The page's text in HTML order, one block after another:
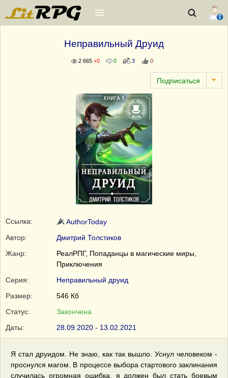
Неправильный Друид
2 665 +0 0 3 0
Ссылка:
AuthorToday
Автор:
Дмитрий Толстиков
Жанр:
РеалРПГ, Попаданцы в магические миры,
Приключения
Серия:
Неправильный друид
Размер:
546 Кб
Статус:
Закончена
Даты:
28.09.2020 - 13.02.2021
Я стал друидом. Не знаю, как так вышло. Уснул человеком -
проснулся магом. В процессе выбора стартового заклинания
случилась огромная ошибка, я должен был стать боевым